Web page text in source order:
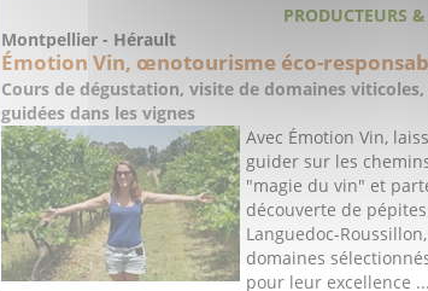
PRODUCTEURS
Montpellier - Hérault
Émotion Vin, œnotourisme éco-
Cours de dégustation, visite de domaines viticoles,
guidées dans les vignes
Avec Émotion Vin,
guider sur les
"magie du vin" et
découverte de
Languedoc-
domaines
pour leur excellence ...